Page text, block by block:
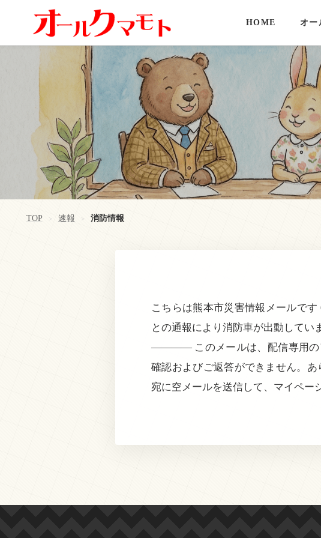
HOME オー
TOP > 速報 > 消防情報
こちらは熊本市災害情報メールで
との通報により消防車が出動してい
———— このメールは、配信専用の
確認およびご返答ができません。あ
宛に空メールを送信して、マイペー